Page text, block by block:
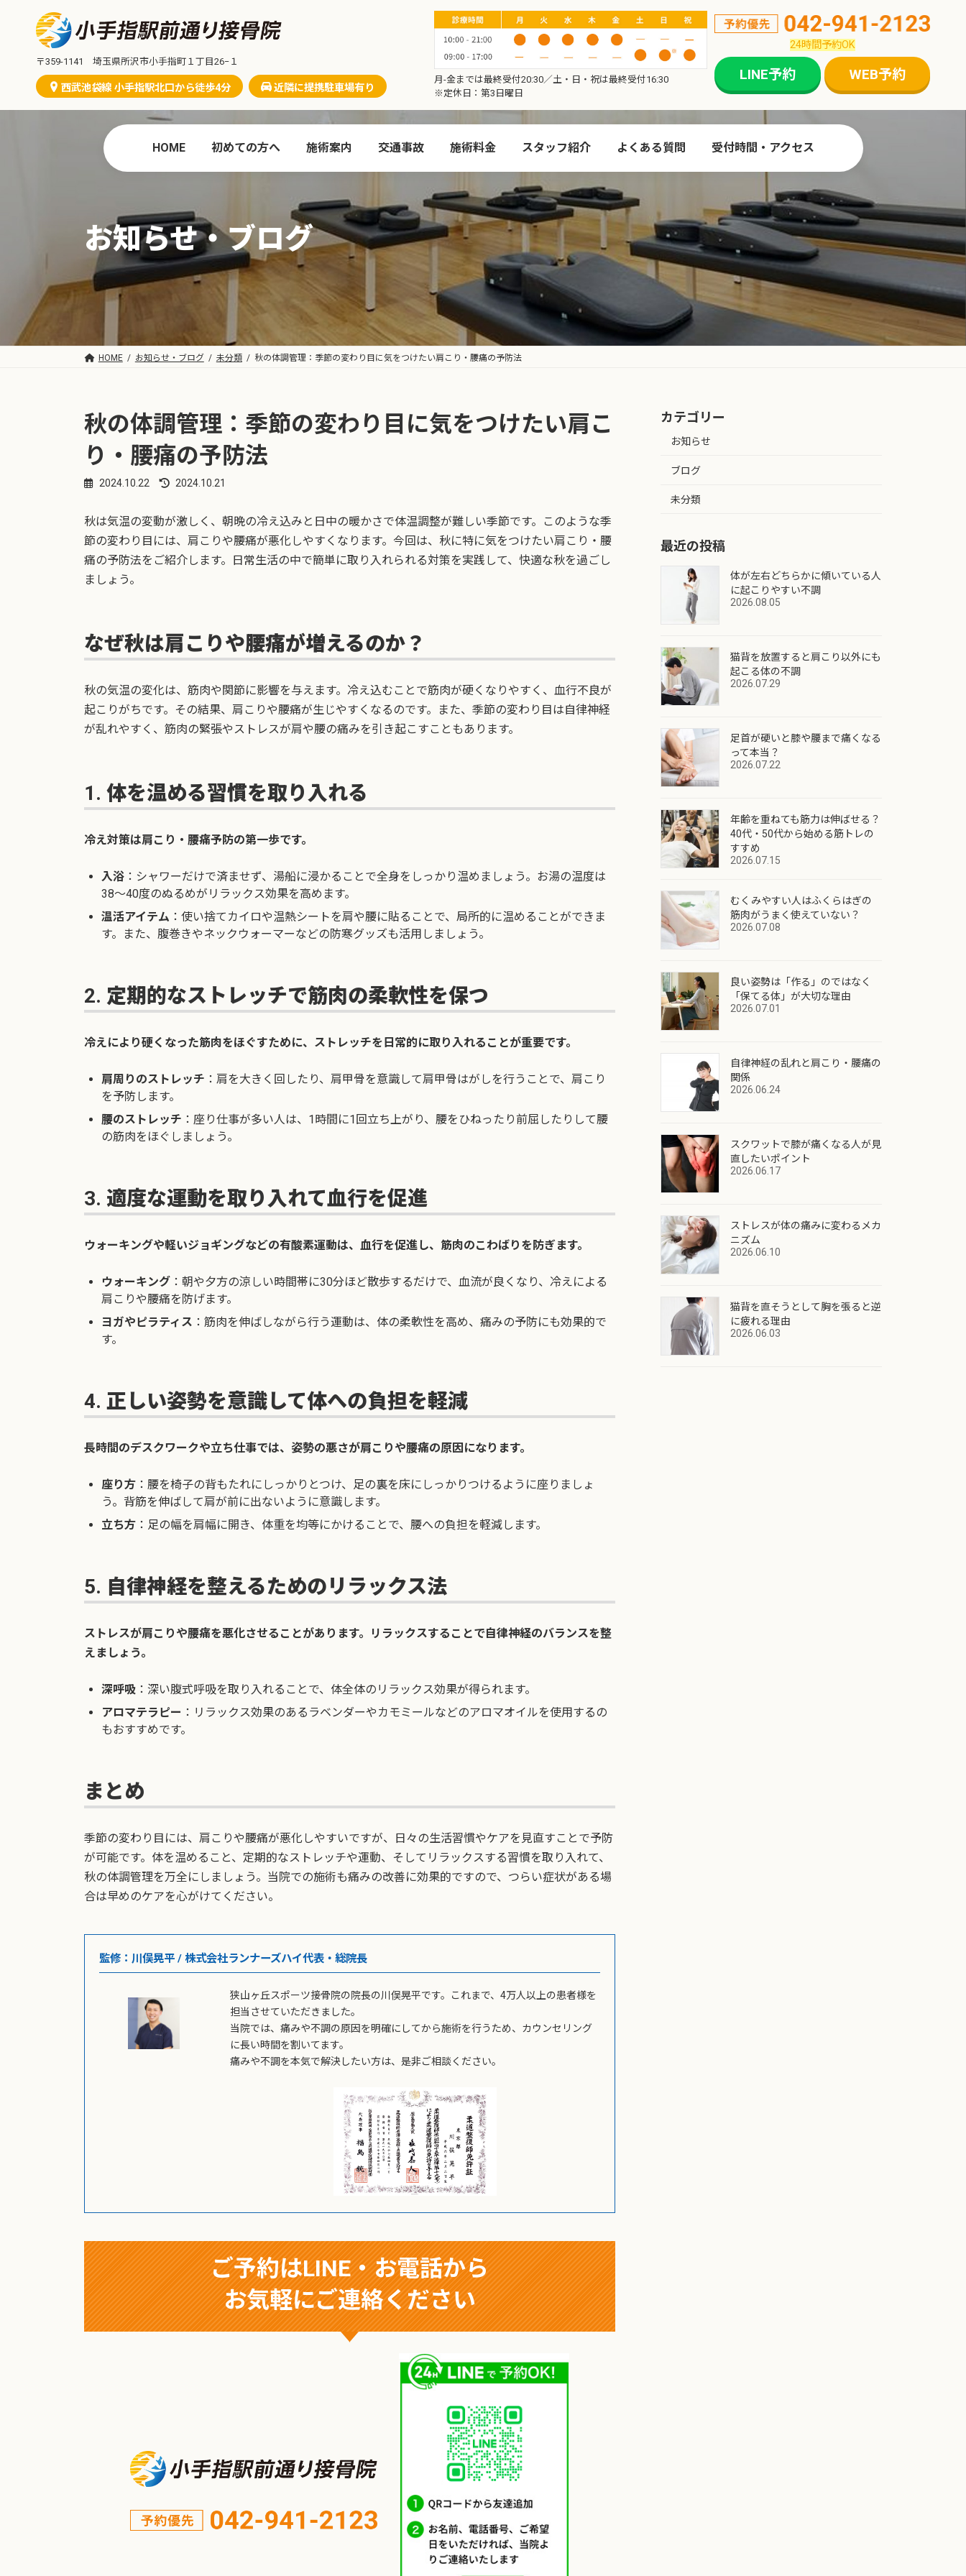
ス
ン
〒359-1141 埼玉県所沢市小手指町１丁目26−１
西武池袋線 小手指駅北口から徒歩4分 近隣に提携駐車場有り
月-金までは最終受付20:30／土・日・祝は最終受付16:30
※定休日：第3日曜日
24時間予約OK
LINE予約 WEB予約
HOME 初めての方へ 施術案内 交通事故 施術料金 スタッフ紹介 よくある質問 受付時間・アクセス
お知らせ・ブログ
HOME お知らせ・ブログ 未分類 秋の体調管理：季節の変わり目に気をつけたい肩こり・腰痛の予防法
秋の体調管理：季節の変わり目に気をつけたい肩こ
り・腰痛の予防法
2024.10.22
最
更
新
日
時
:
2024.10.21
秋は気温の変動が激しく、朝晩の冷え込みと日中の暖かさで体温調整が難しい季節です。このような季
節の変わり目には、肩こりや腰痛が悪化しやすくなります。今回は、秋に特に気をつけたい肩こり・腰
痛の予防法をご紹介します。日常生活の中で簡単に取り入れられる対策を実践して、快適な秋を過ごし
ましょう。
なぜ秋は肩こりや腰痛が増えるのか？
秋の気温の変化は、筋肉や関節に影響を与えます。冷え込むことで筋肉が硬くなりやすく、血行不良が
起こりがちです。その結果、肩こりや腰痛が生じやすくなるのです。また、季節の変わり目は自律神経
が乱れやすく、筋肉の緊張やストレスが肩や腰の痛みを引き起こすこともあります。
1. 体を温める習慣を取り入れる
冷え対策は肩こり・腰痛予防の第一歩です。
入浴 ：シャワーだけで済ませず、湯船に浸かることで全身をしっかり温めましょう。お湯の温度は
38〜40度のぬるめがリラックス効果を高めます。
温活アイテム ：使い捨てカイロや温熱シートを肩や腰に貼ることで、局所的に温めることができま
す。また、腹巻きやネックウォーマーなどの防寒グッズも活用しましょう。
2. 定期的なストレッチで筋肉の柔軟性を保つ
冷えにより硬くなった筋肉をほぐすために、ストレッチを日常的に取り入れることが重要です。
肩周りのストレッチ ：肩を大きく回したり、肩甲骨を意識して肩甲骨はがしを行うことで、肩こり
を予防します。
腰のストレッチ ：座り仕事が多い人は、1時間に1回立ち上がり、腰をひねったり前屈したりして腰
の筋肉をほぐしましょう。
3. 適度な運動を取り入れて血行を促進
ウォーキングや軽いジョギングなどの有酸素運動は、血行を促進し、筋肉のこわばりを防ぎます。
ウォーキング ：朝や夕方の涼しい時間帯に30分ほど散歩するだけで、血流が良くなり、冷えによる
肩こりや腰痛を防げます。
ヨガやピラティス ：筋肉を伸ばしながら行う運動は、体の柔軟性を高め、痛みの予防にも効果的で
す。
4. 正しい姿勢を意識して体への負担を軽減
長時間のデスクワークや立ち仕事では、姿勢の悪さが肩こりや腰痛の原因になります。
座り方 ：腰を椅子の背もたれにしっかりとつけ、足の裏を床にしっかりつけるように座りましょ
う。背筋を伸ばして肩が前に出ないように意識します。
立ち方 ：足の幅を肩幅に開き、体重を均等にかけることで、腰への負担を軽減します。
5. 自律神経を整えるためのリラックス法
ストレスが肩こりや腰痛を悪化させることがあります。リラックスすることで自律神経のバランスを整
えましょう。
深呼吸 ：深い腹式呼吸を取り入れることで、体全体のリラックス効果が得られます。
アロマテラピー ：リラックス効果のあるラベンダーやカモミールなどのアロマオイルを使用するの
もおすすめです。
まとめ
季節の変わり目には、肩こりや腰痛が悪化しやすいですが、日々の生活習慣やケアを見直すことで予防
が可能です。体を温めること、定期的なストレッチや運動、そしてリラックスする習慣を取り入れて、
秋の体調管理を万全にしましょう。当院での施術も痛みの改善に効果的ですので、つらい症状がある場
合は早めのケアを心がけてください。
監修：川俣晃平 / 株式会社ランナーズハイ代表・総院長
狭山ヶ丘スポーツ接骨院の院長の川俣晃平です。これまで、4万人以上の患者様を
担当させていただきました。
当院では、痛みや不調の原因を明確にしてから施術を行うため、カウンセリング
に長い時間を割いてます。
痛みや不調を本気で解決したい方は、是非ご相談ください。
ご予約はLINE・お電話から
お気軽にご連絡ください
カテゴリー
お知らせ
ブログ
未分類
最近の投稿
体が左右どちらかに傾いている人
に起こりやすい不調
2026.08.05
猫背を放置すると肩こり以外にも
起こる体の不調
2026.07.29
足首が硬いと膝や腰まで痛くなる
って本当？
2026.07.22
年齢を重ねても筋力は伸ばせる？
40代・50代から始める筋トレの
すすめ
2026.07.15
むくみやすい人はふくらはぎの
筋肉がうまく使えていない？
2026.07.08
良い姿勢は「作る」のではなく
「保てる体」が大切な理由
2026.07.01
自律神経の乱れと肩こり・腰痛の
関係
2026.06.24
スクワットで膝が痛くなる人が見
直したいポイント
2026.06.17
ストレスが体の痛みに変わるメカ
ニズム
2026.06.10
猫背を直そうとして胸を張ると逆
に疲れる理由
2026.06.03